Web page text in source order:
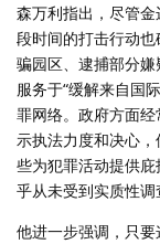
森万利指出，尽管
段时间的打击行动
骗园区、逮捕部分
服务于“缓解来自国
罪网络。政府方面
示执法力度和决心
些为犯罪活动提供
乎从未受到实质性调
他进一步强调，只